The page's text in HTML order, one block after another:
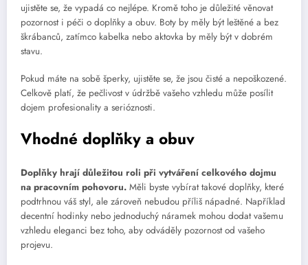
ujistěte se, že vypadá co nejlépe. Kromě toho je důležité věnovat
pozornost i péči o doplňky a obuv. Boty by měly být leštěné a bez
škrábanců, zatímco kabelka nebo aktovka by měly být v dobrém
stavu.
Pokud máte na sobě šperky, ujistěte se, že jsou čisté a nepoškozené.
Celkově platí, že pečlivost v údržbě vašeho vzhledu může posílit
dojem profesionality a serióznosti.
Vhodné doplňky a obuv
Doplňky hrají důležitou roli při vytváření celkového dojmu
na pracovním pohovoru. Měli byste vybírat takové doplňky, které
podtrhnou váš styl, ale zároveň nebudou příliš nápadné. Například
decentní hodinky nebo jednoduchý náramek mohou dodat vašemu
vzhledu eleganci bez toho, aby odváděly pozornost od vašeho
projevu.